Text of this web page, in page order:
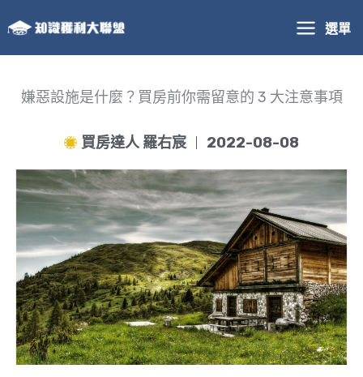
至
主
選單
嫌惡設施是什麼？買房前你需留意的 3 大注意事項
買房達人 羅右宸 2022-08-08